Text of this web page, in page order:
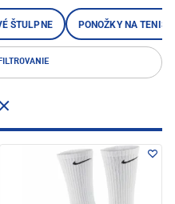
ŠTULPNE PONOŽKY NA TENIS